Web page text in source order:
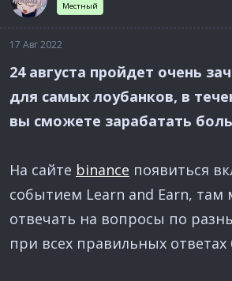
а
Местный
17 Авг 2022
24 августа пройдет очень
для самых лоубанков, в
вы сможете зарабатать
На сайте binance появиться
событием Learn and Earn, там
отвечать на вопросы по
при всех правильных ответах